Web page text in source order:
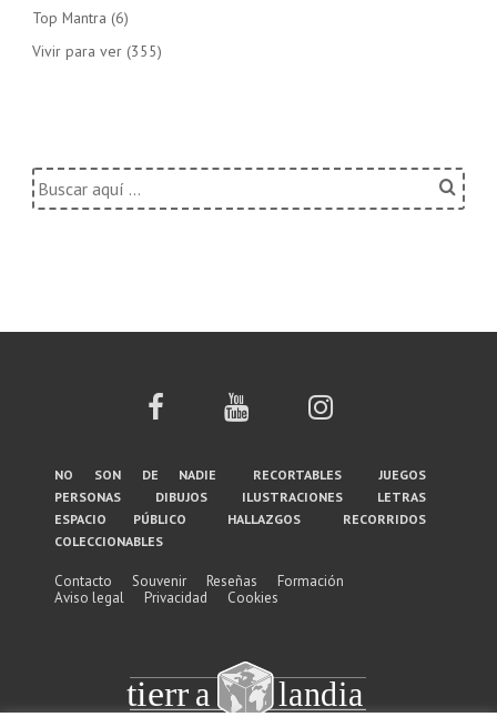
Top Mantra (6)
Vivir para ver (355)
Buscar
por:
Menú
del
pie
de
no son de nadie recortables
juegos
personas
dibujos ilustraciones
letras
espacio público
hallazgos
recorridos
coleccionables
Contacto Souvenir Reseñas
Formación
Aviso legal
Privacidad Cookies